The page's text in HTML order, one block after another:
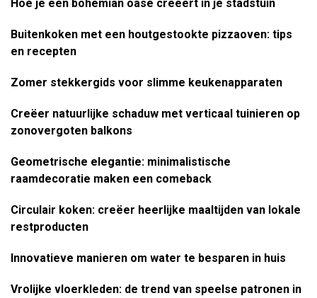
Hoe je een bohemian oase creëert in je stadstuin
Buitenkoken met een houtgestookte pizzaoven: tips
en recepten
Zomer stekkergids voor slimme keukenapparaten
Creëer natuurlijke schaduw met verticaal tuinieren op
zonovergoten balkons
Geometrische elegantie: minimalistische
raamdecoratie maken een comeback
Circulair koken: creëer heerlijke maaltijden van lokale
restproducten
Innovatieve manieren om water te besparen in huis
Vrolijke vloerkleden: de trend van speelse patronen in